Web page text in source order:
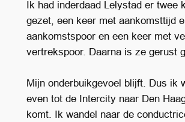
Ik had inderdaad Lelystad er twee
gezet, een keer met aankomsttijd
aankomstspoor en een keer met
vertrekspoor. Daarna is ze gerust
Mijn onderbuikgevoel blijft. Dus ik
even tot de Intercity naar Den
komt. Ik wandel naar de